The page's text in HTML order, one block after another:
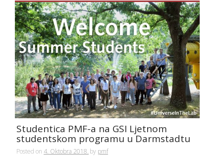
Studentica PMF-a na GSI Ljetnom
studentskom programu u Darmstadtu
Posted on 4. Oktobra 2018. by pmf